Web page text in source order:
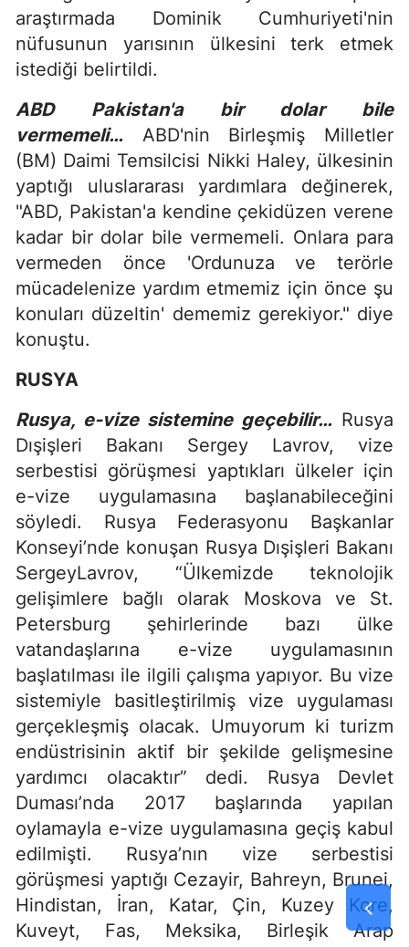
araştırmada Dominik Cumhuriyeti'nin
nüfusunun yarısının ülkesini terk etmek
istediği belirtildi.
ABD Pakistan'a bir dolar bile
vermemeli…
ABD'nin Birleşmiş Milletler
(BM) Daimi Temsilcisi Nikki Haley, ülkesinin
yaptığı uluslararası yardımlara değinerek,
"ABD, Pakistan'a kendine çekidüzen verene
kadar bir dolar bile vermemeli. Onlara para
vermeden önce 'Ordunuza ve terörle
mücadelenize yardım etmemiz için önce şu
konuları düzeltin' dememiz gerekiyor." diye
konuştu.
RUSYA
Rusya, e-vize sistemine geçebilir… Rusya
Dışişleri Bakanı Sergey Lavrov, vize
serbestisi görüşmesi yaptıkları ülkeler için
e-vize uygulamasına başlanabileceğini
söyledi. Rusya Federasyonu Başkanlar
Konseyi’nde konuşan Rusya Dışişleri Bakanı
SergeyLavrov, “Ülkemizde teknolojik
gelişimlere bağlı olarak Moskova ve St.
Petersburg şehirlerinde bazı ülke
vatandaşlarına e-vize uygulamasının
başlatılması ile ilgili çalışma yapıyor. Bu vize
sistemiyle basitleştirilmiş vize uygulaması
gerçekleşmiş olacak. Umuyorum ki turizm
endüstrisinin aktif bir şekilde gelişmesine
yardımcı olacaktır” dedi. Rusya Devlet
Duması’nda 2017 başlarında yapılan
oylamayla e-vize uygulamasına geçiş kabul
edilmişti. Rusya’nın vize serbestisi
görüşmesi yaptığı Cezayir, Bahreyn, Brunei,
Hindistan, İran, Katar, Çin, Kuzey Kore,
Kuveyt, Fas, Meksika, Birleşik Arap